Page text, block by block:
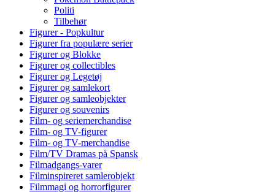
Politi
Tilbehør
Figurer - Popkultur
Figurer fra populære serier
Figurer og Blokke
Figurer og collectibles
Figurer og Legetøj
Figurer og samlekort
Figurer og samleobjekter
Figurer og souvenirs
Film- og seriemerchandise
Film- og TV-figurer
Film- og TV-merchandise
Film/TV Dramas på Spansk
Filmadgangs-varer
Filminspireret samlerobjekt
Filmmagi og horrorfigurer